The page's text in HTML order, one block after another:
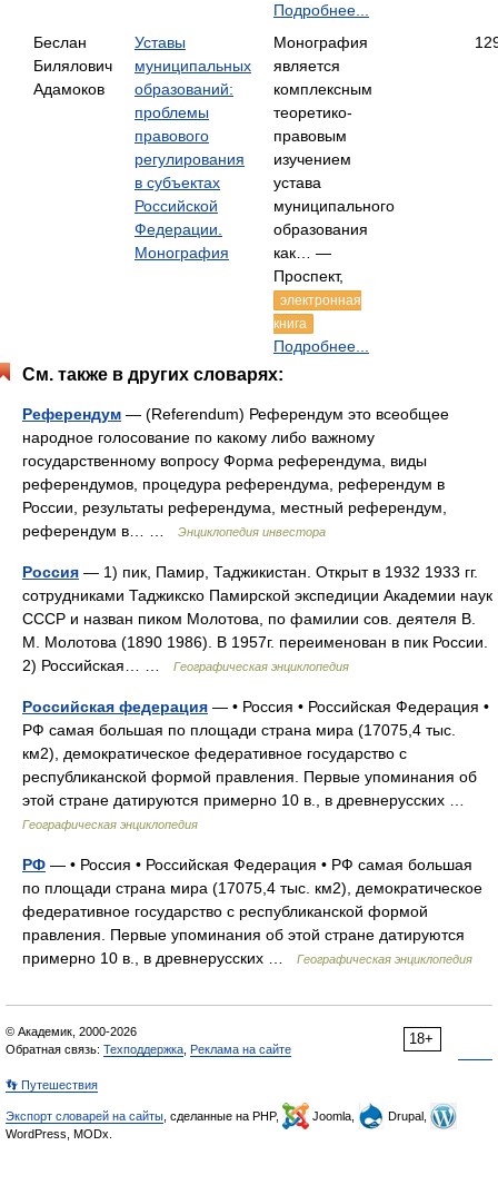
Подробнее...
Беслан
Билялович
Адамоков
Уставы
муниципальных
образований:
проблемы
правового
регулирования
в субъектах
Российской
Федерации.
Монография
Монография
является
комплексным
теоретико-
правовым
изучением
устава
муниципального
образования
как… —
Проспект,
электронная
книга
Подробнее...
См. также в других словарях:
Референдум — (Referendum) Референдум это всеобщее
народное голосование по какому либо важному
государственному вопросу Форма референдума, виды
референдумов, процедура референдума, референдум в
России, результаты референдума, местный референдум,
референдум в… …
Энциклопедия инвестора
Россия — 1) пик, Памир, Таджикистан. Открыт в 1932 1933 гг.
сотрудниками Таджикско Памирской экспедиции Академии наук
СССР и назван пиком Молотова, по фамилии сов. деятеля В.
М. Молотова (1890 1986). В 1957г. переименован в пик России.
2) Российская… …
Географическая энциклопедия
Российская федерация — • Россия • Российская Федерация •
РФ самая большая по площади страна мира (17075,4 тыс.
км2), демократическое федеративное государство с
республиканской формой правления. Первые упоминания об
этой стране датируются примерно 10 в., в древнерусских …
Географическая энциклопедия
РФ — • Россия • Российская Федерация • РФ самая большая
по площади страна мира (17075,4 тыс. км2), демократическое
федеративное государство с республиканской формой
правления. Первые упоминания об этой стране датируются
примерно 10 в., в древнерусских …
Географическая энциклопедия
18+
© Академик, 2000-2026
Обратная связь: Техподдержка Реклама на сайте
👣 Путешествия
Экспорт словарей на сайты , сделанные на PHP, Joomla,
Drupal,
WordPress, MODx.